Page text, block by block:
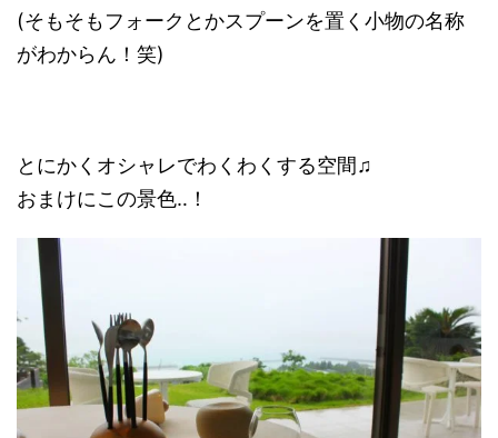
(そもそもフォークとかスプーンを置く小物の名称
がわからん！笑)
とにかくオシャレでわくわくする空間♫
おまけにこの景色‥！